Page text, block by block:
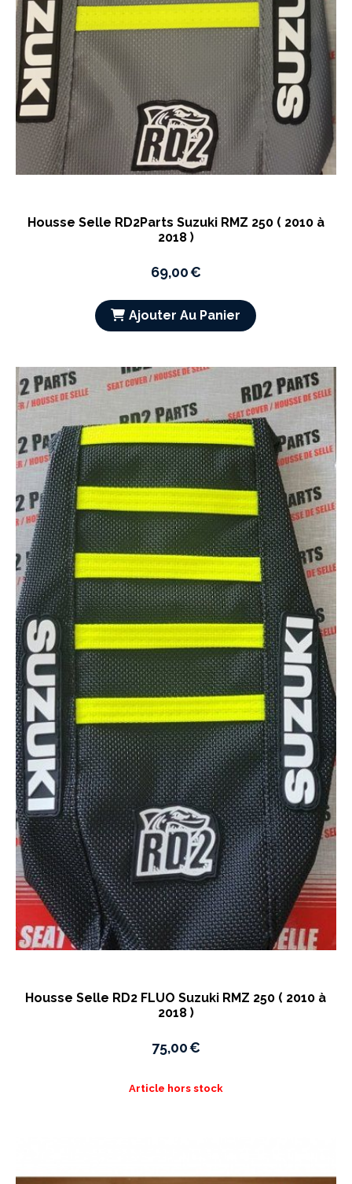
Housse Selle RD2Parts Suzuki RMZ 250 ( 2010 à
2018 )
69,00€
Ajouter Au Panier
Housse Selle RD2 FLUO Suzuki RMZ 250 ( 2010 à
2018 )
75,00€
Article hors stock